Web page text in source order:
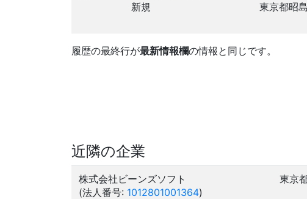
新規
東京都昭
履歴の最終行が最新情報欄の情報と同じです。
近隣の企業
株式会社ビーンズソフト
(法人番号: 1012801001364)
東京